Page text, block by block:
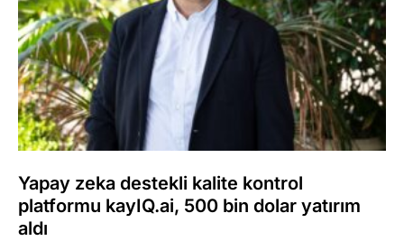
Yapay zeka destekli kalite kontrol
platformu kayIQ.ai, 500 bin dolar yatırım
aldı